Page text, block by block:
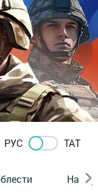
РУС ТАТ